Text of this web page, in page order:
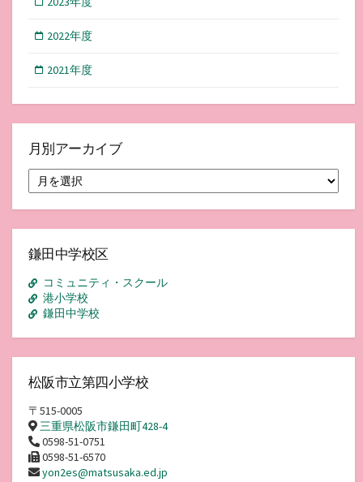
2022年度
2021年度
月別アーカイブ
別
ア
イ
鎌田中学校区
コミュニティ・スクール
港小学校
鎌田中学校
松阪市立第四小学校
〒515-0005
三重県松阪市鎌田町428-4
0598-51-0751
0598-51-6570
yon2es@matsusaka.ed.jp